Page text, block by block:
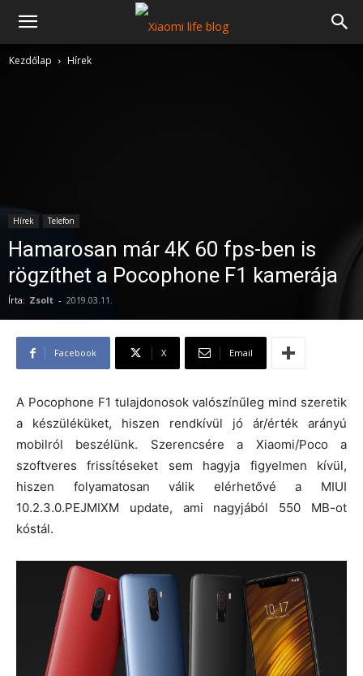
Kezdőlap Hírek
Hírek Telefon
Hamarosan már 4K 60 fps-ben is
rögzíthet a Pocophone F1 kamerája
Írta: Zsolt - 2019.03.11.
Facebook X Email
A Pocophone F1 tulajdonosok valószínűleg mind szeretik
a készüléküket, hiszen rendkívül jó ár/érték arányú
mobilról beszélünk. Szerencsére a Xiaomi/Poco a
szoftveres frissítéseket sem hagyja figyelmen kívül,
hiszen folyamatosan válik elérhetővé a MIUI
10.2.3.0.PEJMIXM update, ami nagyjából 550 MB-ot
kóstál.